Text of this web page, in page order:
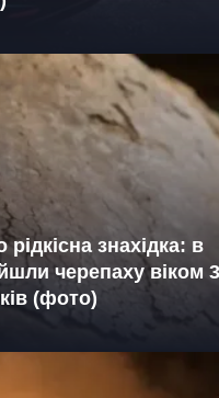
знахідка: в
черепаху віком
(фото)